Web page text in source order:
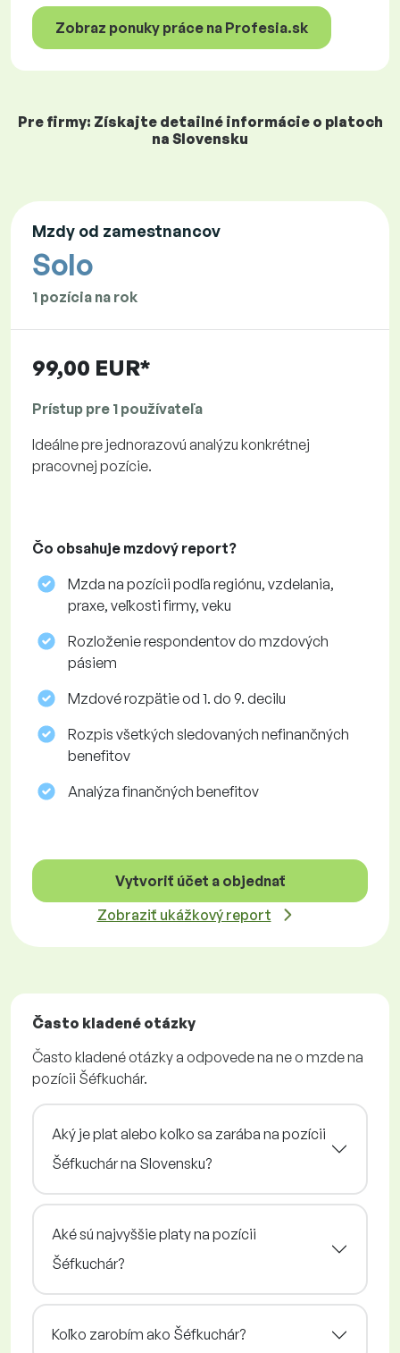
Zobraz ponuky práce na Profesia.sk
Pre firmy: Získajte detailné informácie o platoch
na Slovensku
Mzdy od zamestnancov
Solo
1 pozícia na rok
99,00 EUR*
Prístup pre 1 používateľa
Ideálne pre jednorazovú analýzu konkrétnej
pracovnej pozície.
Čo obsahuje mzdový report?
Mzda na pozícii podľa regiónu, vzdelania,
praxe, veľkosti firmy, veku
Rozloženie respondentov do mzdových
pásiem
Mzdové rozpätie od 1. do 9. decilu
Rozpis všetkých sledovaných nefinančných
benefitov
Analýza finančných benefitov
Vytvoriť účet a objednať
Zobraziť ukážkový report
Často kladené otázky
Často kladené otázky a odpovede na ne o mzde na
pozícii Šéfkuchár.
Aký je plat alebo koľko sa zarába na pozícii
Šéfkuchár na Slovensku?
Aké sú najvyššie platy na pozícii
Šéfkuchár?
Koľko zarobím ako Šéfkuchár?